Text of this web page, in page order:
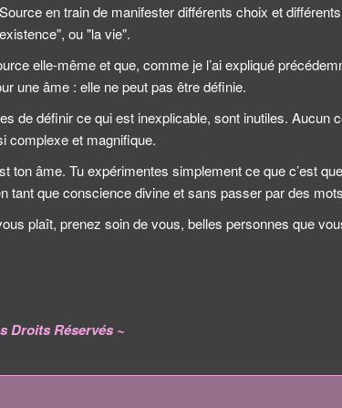
en train de manifester différents choix et
ou "la vie".
elle-même et que, comme je l’ai expliqué
une âme : elle ne peut pas être définie.
de définir ce qui est inexplicable, sont inutiles. Aucun
complexe et magnifique.
ton âme. Tu expérimentes simplement ce que c’est
tant que conscience divine et sans passer par des
plaît, prenez soin de vous, belles personnes que
Droits Réservés ~